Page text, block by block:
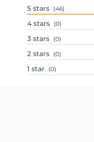
5 stars (46)
4 stars (0)
3 stars (0)
2 stars (0)
1 star (0)